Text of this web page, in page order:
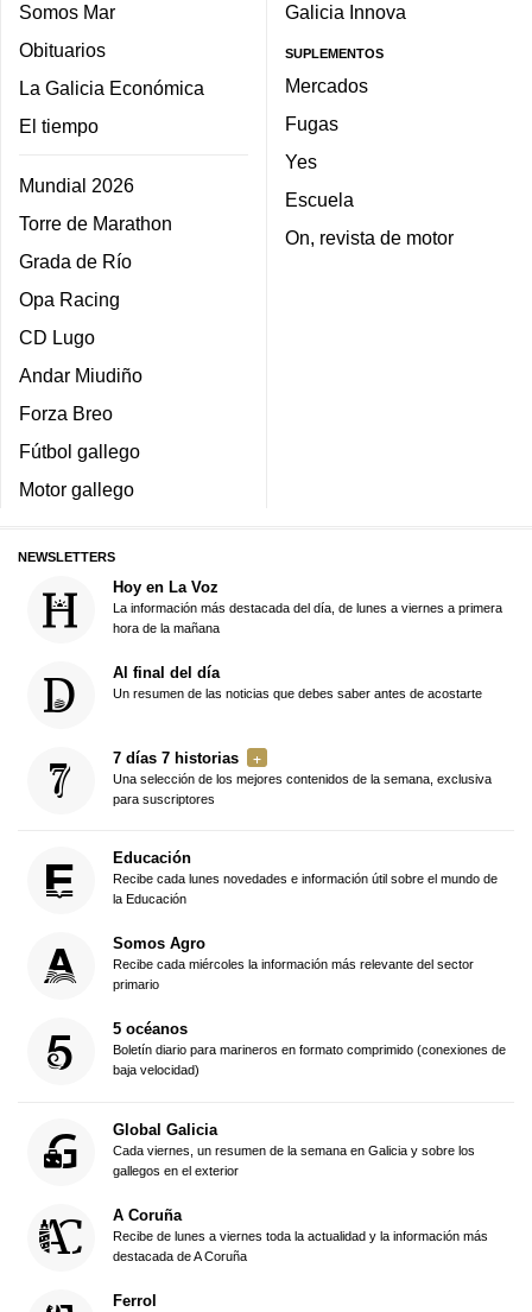
Somos Mar
Obituarios
La Galicia Económica
El tiempo
Mundial 2026
Torre de Marathon
Grada de Río
Opa Racing
CD Lugo
Andar Miudiño
Forza Breo
Fútbol gallego
Motor gallego
Galicia Innova
SUPLEMENTOS
Mercados
Fugas
Yes
Escuela
On, revista de motor
NEWSLETTERS
Hoy en La Voz
La información más destacada del día, de lunes a viernes a primera
hora de la mañana
Al final del día
Un resumen de las noticias que debes saber antes de acostarte
7 días 7 historias
Una selección de los mejores contenidos de la semana, exclusiva
para suscriptores
Educación
Recibe cada lunes novedades e información útil sobre el mundo de
la Educación
Somos Agro
Recibe cada miércoles la información más relevante del sector
primario
5 océanos
Boletín diario para marineros en formato comprimido (conexiones de
baja velocidad)
Global Galicia
Cada viernes, un resumen de la semana en Galicia y sobre los
gallegos en el exterior
A Coruña
Recibe de lunes a viernes toda la actualidad y la información más
destacada de A Coruña
Ferrol